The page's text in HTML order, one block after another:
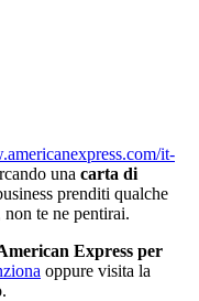
it-
una carta di
prenditi qualche
te ne pentirai.
Express per
oppure visita la